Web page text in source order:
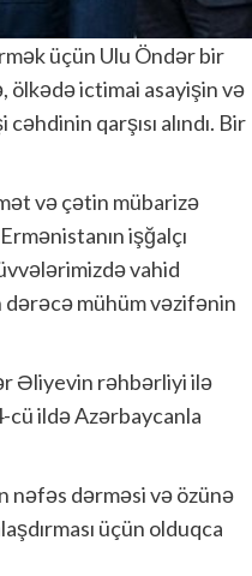
üçün Ulu Öndər bir
ölkədə ictimai asayişin və
qarşısı alındı. Bir
və çətin mübarizə
işğalçı
vahid
dərəcə mühüm vəzifənin
Əliyevin rəhbərliyi ilə
cü ildə Azərbaycanla
nəfəs dərməsi və özünə
üçün olduqca